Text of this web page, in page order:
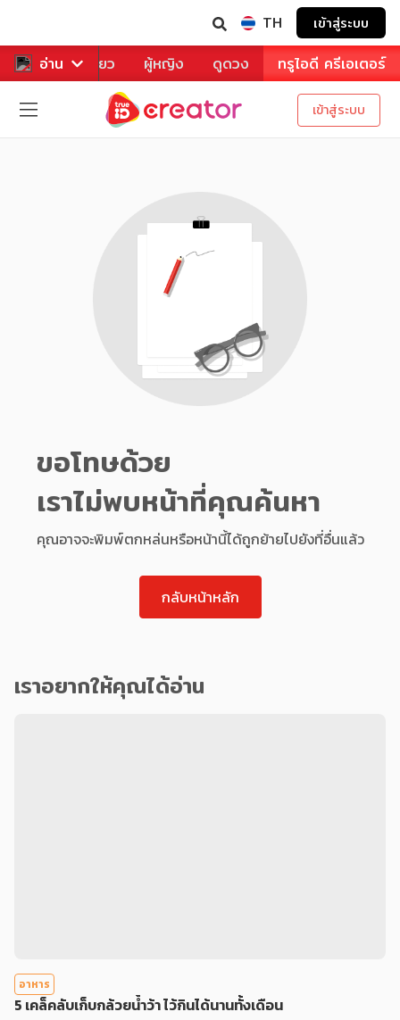
TH เข้าสู่ระบบ
อ่าน
หาร ท่องเที่ยว ผู้หญิง ดูดวง ทรูไอดี ครีเอเตอร์
เข้าสู่ระบบ
ขอโทษด้วย
เราไม่พบหน้าที่คุณค้นหา
คุณอาจจะพิมพ์ตกหล่นหรือหน้านี้ได้ถูกย้ายไปยังที่อื่นแล้ว
กลับหน้าหลัก
เราอยากให้คุณได้อ่าน
อาหาร
5 เคล็คลับเก็บกล้วยน้ำว้า ไว้กินได้นานทั้งเดือน